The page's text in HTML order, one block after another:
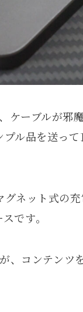
ケーブルが邪
プル品を送っ
ネット式の
です。
、コンテンツ